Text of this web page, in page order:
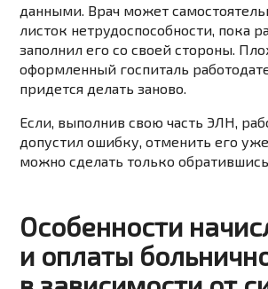
данными. Врач может
листок нетрудоспособности, пока
заполнил его со своей стороны.
оформленный госпиталь
придется делать заново.
Если, выполнив свою часть ЭЛН,
допустил ошибку, отменить его
можно сделать только
Особенности
и оплаты